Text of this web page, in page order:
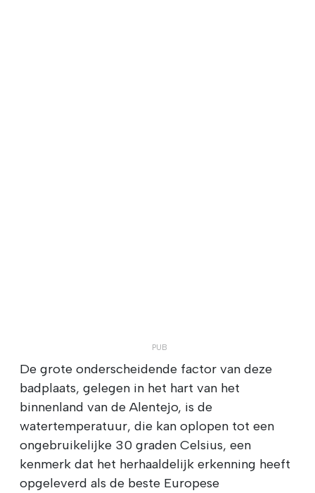
De grote onderscheidende factor van deze
badplaats, gelegen in het hart van het
binnenland van de Alentejo, is de
watertemperatuur, die kan oplopen tot een
ongebruikelijke 30 graden Celsius, een
kenmerk dat het herhaaldelijk erkenning heeft
opgeleverd als de beste Europese